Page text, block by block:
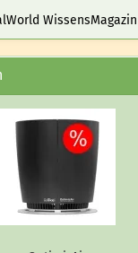
WissensMagazin